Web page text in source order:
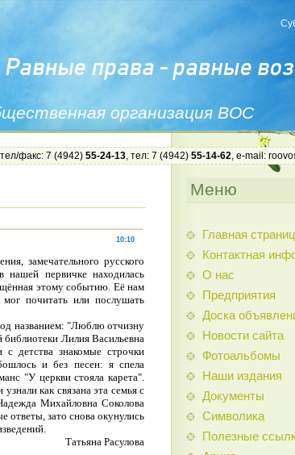
организация ВОС
факс: 7 (4942) 55-24-13, тел: 7 (4942) 55-14-62, e-mail:
10:10
замечательного русского
первичке находилась
этому событию. Её нам
почитать или послушать
названием: "Люблю отчизну
Лилия Васильевна
с детства знакомые строчки
и без песен: я спела
"У церкви стояла карета".
как связана эта семья с
Михайловна Соколова
ответы, зато снова окунулись
Татьяна Расулова
Меню
Главная
Контактная
О нас
Предприятия
Доска
Новости сайта
Фотоальбомы
Наши издания
Документы
Символика
Полезные